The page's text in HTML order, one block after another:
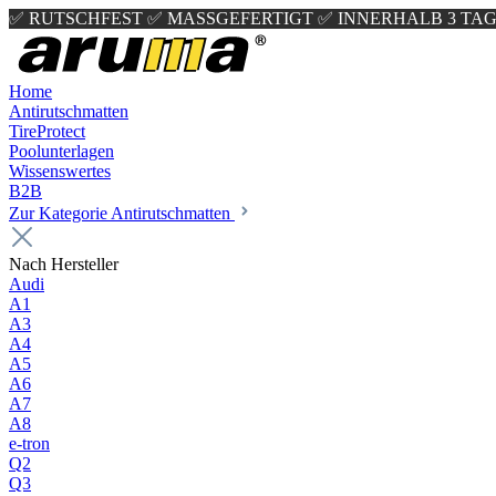
✅ RUTSCHFEST ✅ MASSGEFERTIGT ✅ INNERHALB 3
Home
Antirutschmatten
TireProtect
Poolunterlagen
Wissenswertes
B2B
Zur Kategorie Antirutschmatten
Nach Hersteller
Audi
A1
A3
A4
A5
A6
A7
A8
e-tron
Q2
Q3